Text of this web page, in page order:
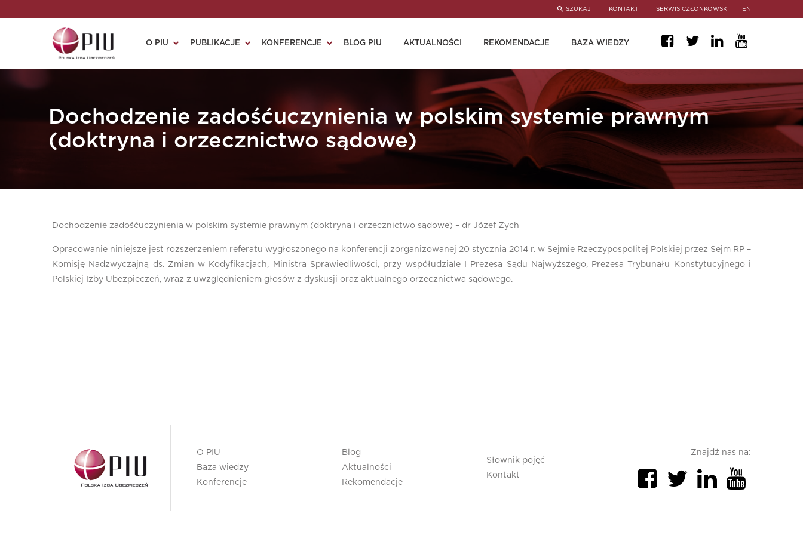
SZUKAJ KONTAKT SERWIS CZŁONKOWSKI EN
O PIU PUBLIKACJE KONFERENCJE BLOG PIU AKTUALNOŚCI REKOMENDACJE BAZA WIEDZY
Dochodzenie zadośćuczynienia w polskim systemie prawnym
(doktryna i orzecznictwo sądowe)
Dochodzenie zadośćuczynienia w polskim systemie prawnym (doktryna i orzecznictwo sądowe) – dr Józef Zych
Opracowanie niniejsze jest rozszerzeniem referatu wygłoszonego na konferencji zorganizowanej 20 stycznia 2014 r. w Sejmie Rzeczypospolitej Polskiej przez Sejm RP –
Komisję Nadzwyczajną ds. Zmian w Kodyfikacjach, Ministra Sprawiedliwości, przy współudziale I Prezesa Sądu Najwyższego, Prezesa Trybunału Konstytucyjnego i
Polskiej Izby Ubezpieczeń, wraz z uwzględnieniem głosów z dyskusji oraz aktualnego orzecznictwa sądowego.
O PIU
Baza wiedzy
Konferencje
Blog
Aktualności
Rekomendacje
Słownik pojęć
Kontakt
Znajdź nas na: